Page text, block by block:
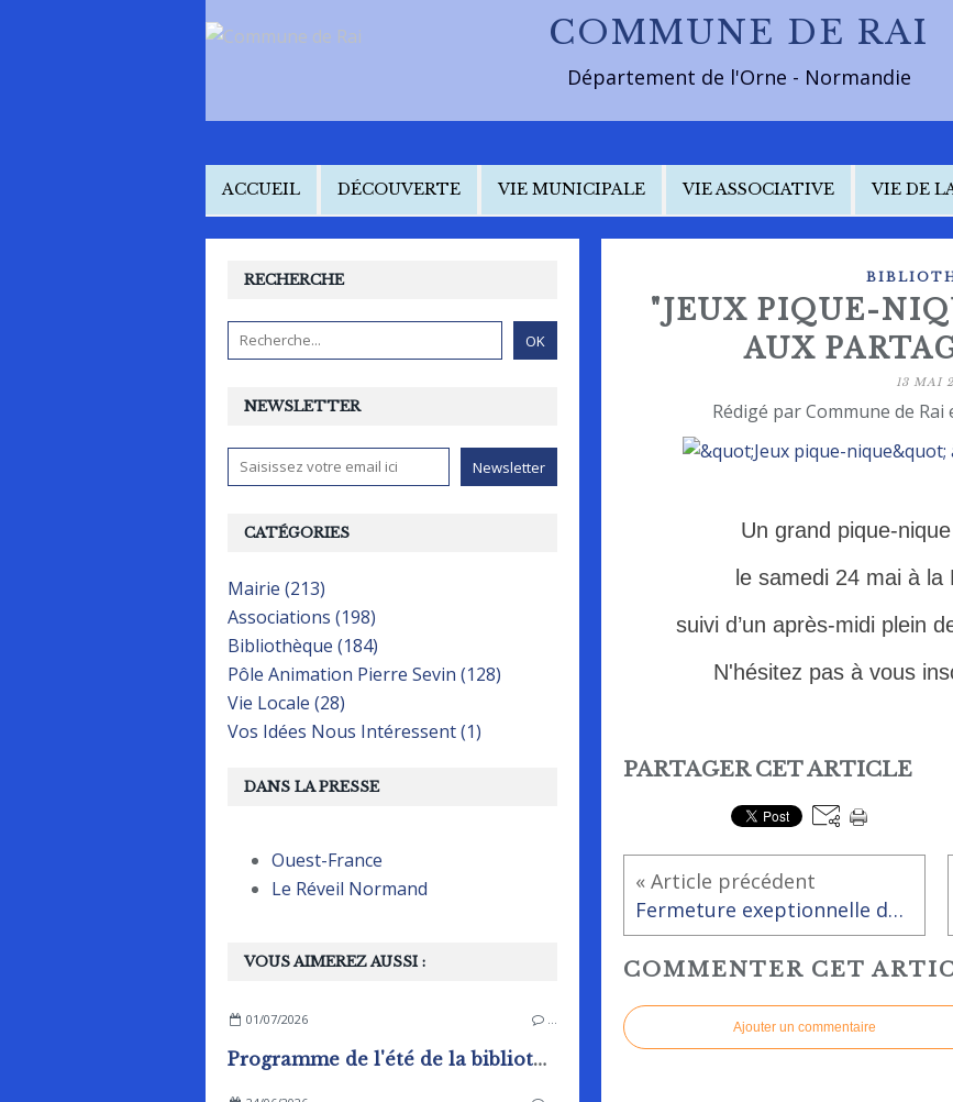
COMMUNE DE RAI
Département de l'Orne - Normandie
ACCUEIL DÉCOUVERTE VIE MUNICIPALE VIE ASSOCIATIVE VIE DE
"JEUX PIQUE-
AUX
13 MAI
Rédigé par Commune de
Un grand pique-
le samedi 24 mai à la
suivi d’un après-midi plein
N'hésitez pas à vous
PARTAGER CET ARTICLE
« Article précédent
Fermeture exeptionnelle de la bibliothèque - ludothèque
COMMENTER CET
Ajouter un commentaire
NEWSLETTER
RECHERCHE
VOUS AIMEREZ AUSSI :
01/07/2026 …
Programme de l'été de la bibliothèque - ludothèque
CATÉGORIES
Mairie (213)
Associations (198)
Bibliothèque (184)
Pôle Animation Pierre Sevin (128)
Vie Locale (28)
Vos Idées Nous Intéressent (1)
DANS LA PRESSE
Ouest-France
Le Réveil Normand